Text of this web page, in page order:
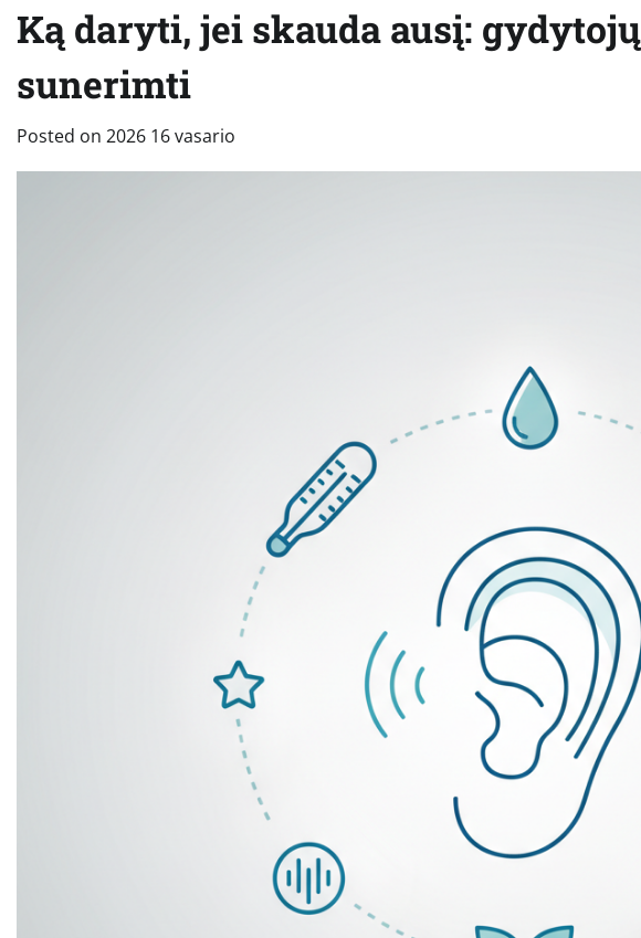
Ką daryti, jei skauda ausį:
sunerimti
Posted on 2026 16 vasario